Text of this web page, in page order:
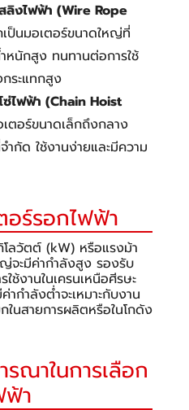
ลิงไฟฟ้า (Wire Rope
ป็นมอเตอร์ขนาดใหญ่ที่
หนักสูง ทนทานต่อการใช้
ระแทกสูง
ซ่ไฟฟ้า (Chain Hoist
ตอร์ขนาดเล็กถึงกลาง
ำกัด ใช้งานง่ายและมีความ
อร์รอกไฟฟ้า
ลวัตต์ (kW) หรือแรงม้า
จะมีค่ากำลังสูง รองรับ
ช้งานในเครนเหนือศีรษะ
กำลังต่ำจะเหมาะกับงาน
ในสายการผลิตหรือในโกดัง
ณาในการเลือก
ฟ้า